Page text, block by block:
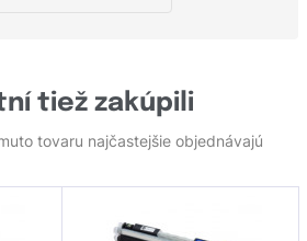
tiež zakúpili
tovaru najčastejšie objednávajú